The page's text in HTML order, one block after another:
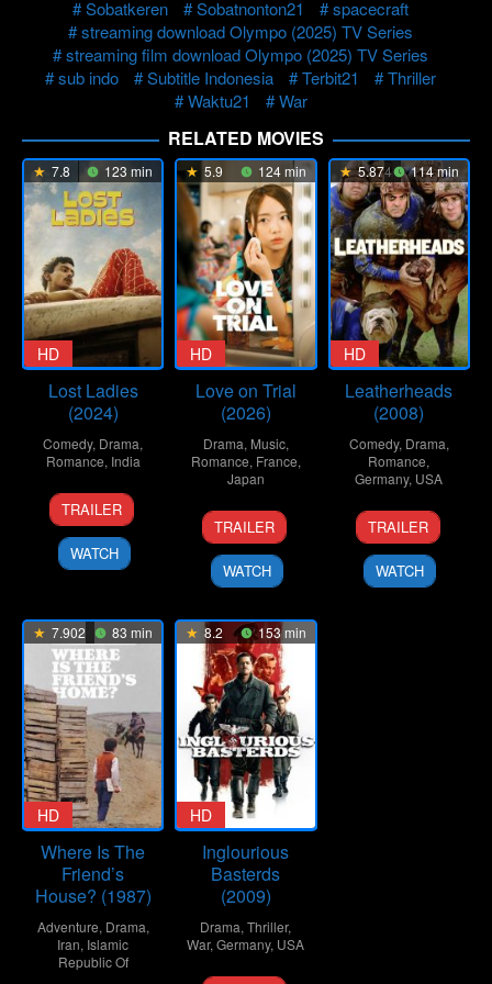
Sobatkeren Sobatnonton21
spacecraft
streaming download Olympo (2025) TV Series
streaming film download Olympo (2025) TV Series
sub indo
Subtitle Indonesia Terbit21
Thriller
Waktu21
War
RELATED MOVIES
7.8 123 min
HD
Lost Ladies
(2024)
Comedy, Drama,
Romance, India
1
Mar
2024
Kiran
Rao
TRAILER
WATCH
5.9 124 min
HD
Love on Trial
(2026)
Drama, Music,
Romance, France,
Japan
23
Jan
2026
Koji
Fukada
TRAILER
WATCH
5.874 114 min
HD
Leatherheads
(2008)
Comedy, Drama,
Romance,
Germany, USA
24
Mar
2008
George
Clooney
TRAILER
WATCH
7.902 83 min
HD
Where Is The
Friend’s
House? (1987)
Adventure, Drama,
Iran, Islamic
Republic Of
8.2 153 min
HD
Inglourious
Basterds
(2009)
Drama,Thriller,
War,Germany, USA